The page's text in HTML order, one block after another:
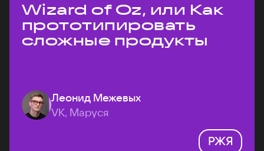
Wizard of Oz, или Как
прототипировать
сложные продукты
Леонид Межевых
VK, Маруся
РЖЯ